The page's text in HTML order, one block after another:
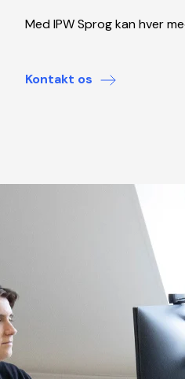
Med IPW Sprog kan hver
Kontakt os